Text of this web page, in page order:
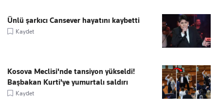
Ünlü şarkıcı Cansever hayatını kaybetti
Kaydet
Kosova Meclisi'nde tansiyon yükseldi!
Başbakan Kurti'ye yumurtalı saldırı
Kaydet